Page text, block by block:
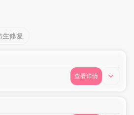
生修复
查看详情